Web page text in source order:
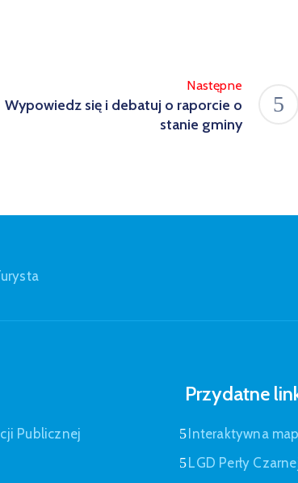
Następne
Wypowiedz się i debatuj o raporcie o
stanie gminy
Publicznej
Przydatne
Interaktywna
LGD Perły